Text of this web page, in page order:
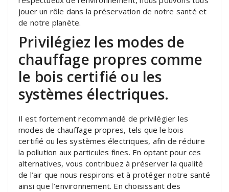
jouer un rôle dans la préservation de notre santé et
de notre planète.
Privilégiez les modes de
chauffage propres comme
le bois certifié ou les
systèmes électriques.
Il est fortement recommandé de privilégier les
modes de chauffage propres, tels que le bois
certifié ou les systèmes électriques, afin de réduire
la pollution aux particules fines. En optant pour ces
alternatives, vous contribuez à préserver la qualité
de l’air que nous respirons et à protéger notre santé
ainsi que l’environnement. En choisissant des